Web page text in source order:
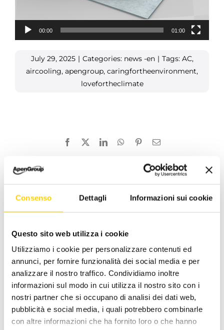
Consenso Dettagli Informazioni sui cookie
Questo sito web utilizza i cookie
Utilizziamo i cookie per personalizzare contenuti ed
annunci, per fornire funzionalità dei social media e per
analizzare il nostro traffico. Condividiamo inoltre
informazioni sul modo in cui utilizza il nostro sito con i
nostri partner che si occupano di analisi dei dati web,
pubblicità e social media, i quali potrebbero combinarle
con altre informazioni che ha fornito loro o che hanno
00:00 01:00
July 29, 2025 | Categories: news -en | Tags: AC,
aircooling, apengroup, caringfortheenvironment,
lovefortheclimate
Facebook LinkedInWhatsApp
PinterestEmail
Related Posts
LKH Hybrid